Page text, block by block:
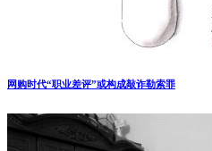
网购时代“职业差评”或构成敲诈勒索罪